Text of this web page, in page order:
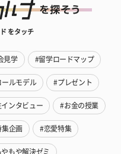
をタッチ
見学 #留学ロードマップ
ールモデル #プレゼント
インタビュー #お金の授業
集企画 #恋愛特集
やもや解決ゼミ